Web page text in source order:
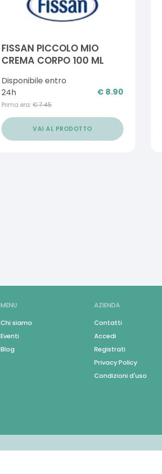
FISSAN PICCOLO MIO
CREMA CORPO 100 ML
Disponibile entro
24h
Prima era: €7.45
€ 8.90
VAI AL PRODOTTO
MENU
Chi siamo
Eventi
Blog
AZIENDA
Contatti
Accedi
Registrati
Privacy Policy
Condizioni d'uso